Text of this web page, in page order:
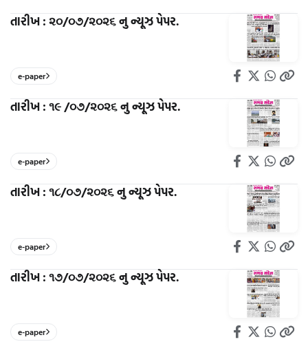
તારીખ : ૨૦/૦૭/૨૦૨૬ નુ ન્યૂઝ પેપર.
e-paper
તારીખ : ૧૯ /૦૭/૨૦૨૬ નુ ન્યૂઝ પેપર.
e-paper
તારીખ : ૧૮/૦૭/૨૦૨૬ નુ ન્યૂઝ પેપર.
e-paper
તારીખ : ૧૭/૦૭/૨૦૨૬ નુ ન્યૂઝ પેપર.
e-paper